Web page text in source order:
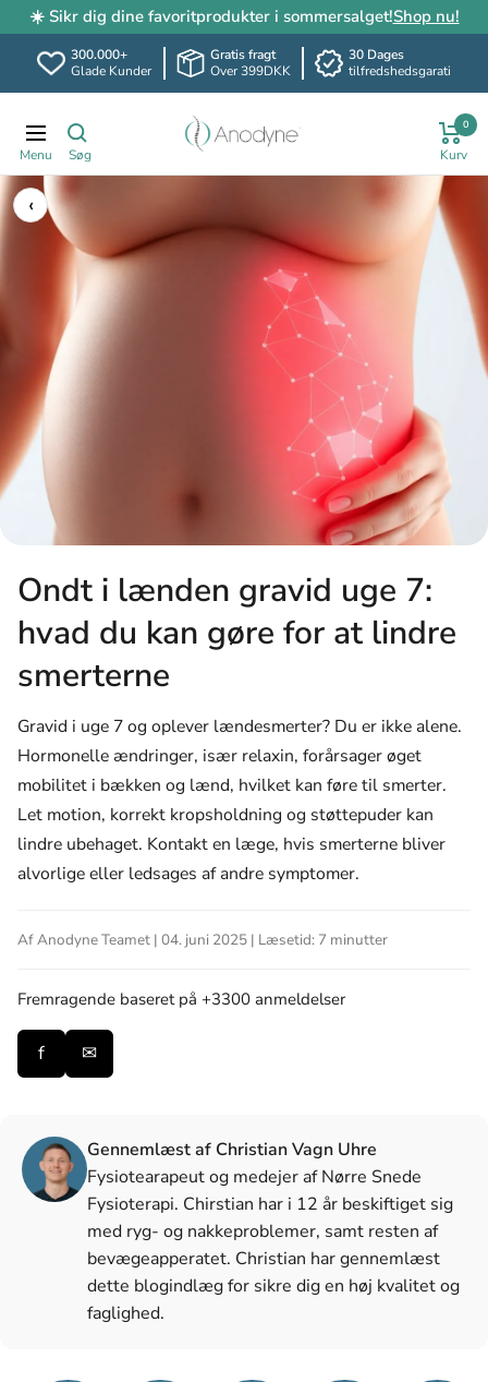
☀️ Sikr dig dine favoritprodukter i sommersalget!Shop nu!
300.000+
Glade Kunder
Gratis fragt
Over 399DKK
30 Dages
tilfredshedsgarati
indhold
Translation
missing:
da.header.general.navigation
Anodyne.dk 0
‹
Ondt i lænden gravid uge 7:
hvad du kan gøre for at lindre
smerterne
Gravid i uge 7 og oplever lændesmerter? Du er ikke alene.
Hormonelle ændringer, især relaxin, forårsager øget
mobilitet i bækken og lænd, hvilket kan føre til smerter.
Let motion, korrekt kropsholdning og støttepuder kan
lindre ubehaget. Kontakt en læge, hvis smerterne bliver
alvorlige eller ledsages af andre symptomer.
Af Anodyne Teamet | 04. juni 2025 | Læsetid: 7 minutter
Fremragende baseret på +3300 anmeldelser
f ✉
Gennemlæst af Christian Vagn Uhre
Fysiotearapeut og medejer af Nørre Snede
Fysioterapi. Chirstian har i 12 år beskiftiget sig
med ryg- og nakkeproblemer, samt resten af
bevægeapperatet. Christian har gennemlæst
dette blogindlæg for sikre dig en høj kvalitet og
faglighed.